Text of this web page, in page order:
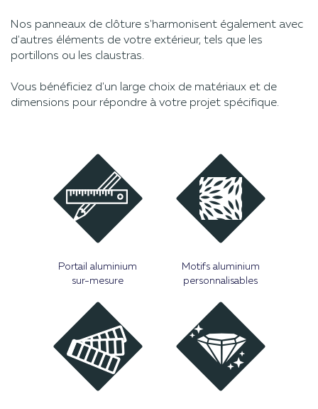
Nos panneaux de clôture s'harmonisent également avec
d'autres éléments de votre extérieur, tels que les
portillons ou les claustras.
Vous bénéficiez d'un large choix de matériaux et de
dimensions pour répondre à votre projet spécifique.
Portail aluminium
sur-mesure
Motifs aluminium
personnalisables